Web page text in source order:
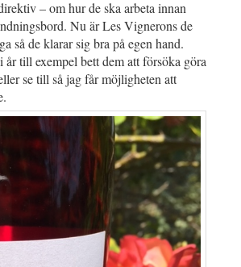
– om hur de ska arbeta innan
Nu är Les Vignerons de
så de klarar sig bra på egen hand.
år till exempel bett dem att försöka göra
se till så jag får möjligheten att